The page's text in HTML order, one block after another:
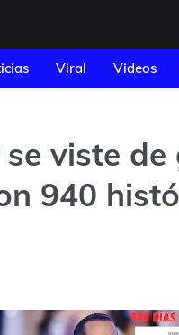
Viral Videos
viste de
940